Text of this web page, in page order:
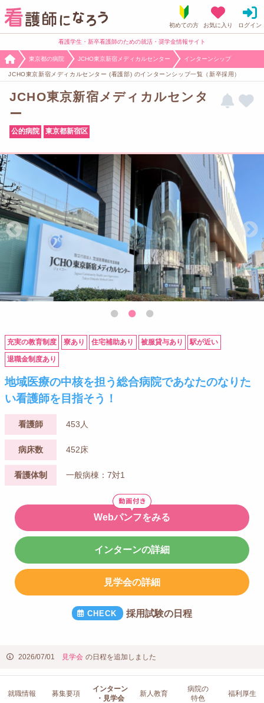
看護学生・新卒看護師のための就活・奨学金情報サイト
東京都の病院 JCHO東京新宿メディカルセンター インターンシップ
JCHO東京新宿メディカルセンター (看護部) のインターンシップ一覧（新卒採用）
JCHO東京新宿メディカルセンタ
ー
公的病院 東京都新宿区
充実の教育制度 寮あり 住宅補助あり 被服貸与あり 駅が近い
退職金制度あり
地域医療の中核を担う総合病院であなたのなりた
い看護師を目指そう！
看護師 453人
病床数 452床
看護体制 一般病棟：7対1
Webパンフをみる
インターンの詳細
見学会の詳細
採用試験の日程
2026/07/01 見学会 の日程を追加しました
就職情報 募集要項
インターン
・見学会
新人教育
病院の
特色
福利厚生